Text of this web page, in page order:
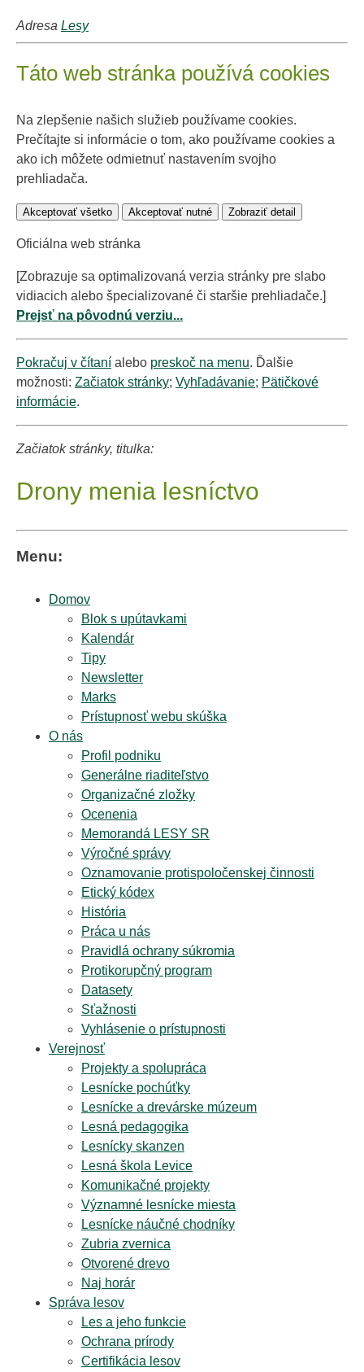
Adresa Lesy
Táto web stránka používá cookies
Na zlepšenie našich služieb používame cookies.
Prečítajte si informácie o tom, ako používame cookies a
ako ich môžete odmietnuť nastavením svojho
prehliadača.
Akceptovať všetko Akceptovať nutné Zobraziť detail
Oficiálna web stránka
[Zobrazuje sa optimalizovaná verzia stránky pre slabo
vidiacich alebo špecializované či staršie prehliadače.]
Prejsť na pôvodnú verziu...
Pokračuj v čítaní alebo preskoč na menu. Ďalšie
možnosti: Začiatok stránky; Vyhľadávanie; Pätičkové
informácie.
Začiatok stránky, titulka:
Drony menia lesníctvo
Menu:
Domov
Blok s upútavkami
Kalendár
Tipy
Newsletter
Marks
Prístupnosť webu skúška
O nás
Profil podniku
Generálne riaditeľstvo
Organizačné zložky
Ocenenia
Memorandá LESY SR
Výročné správy
Oznamovanie protispoločenskej činnosti
Etický kódex
História
Práca u nás
Pravidlá ochrany súkromia
Protikorupčný program
Datasety
Sťažnosti
Vyhlásenie o prístupnosti
Verejnosť
Projekty a spolupráca
Lesnícke pochúťky
Lesnícke a drevárske múzeum
Lesná pedagogika
Lesnícky skanzen
Lesná škola Levice
Komunikačné projekty
Významné lesnícke miesta
Lesnícke náučné chodníky
Zubria zvernica
Otvorené drevo
Naj horár
Správa lesov
Les a jeho funkcie
Ochrana prírody
Certifikácia lesov